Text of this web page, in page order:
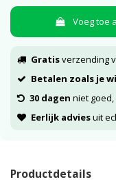
Voeg toe
Gratisverzending
Betalen zoals je
30 dagen niet
Eerlijk adviesuit
Productdetails